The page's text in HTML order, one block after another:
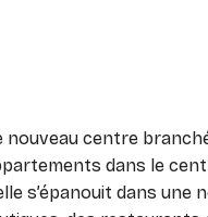
centre
dans le
s’épanouit dans une